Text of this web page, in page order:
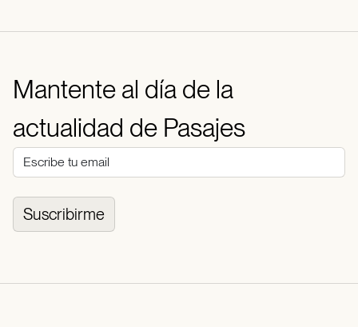
Mantente al día de la
actualidad de Pasajes
Suscribirme